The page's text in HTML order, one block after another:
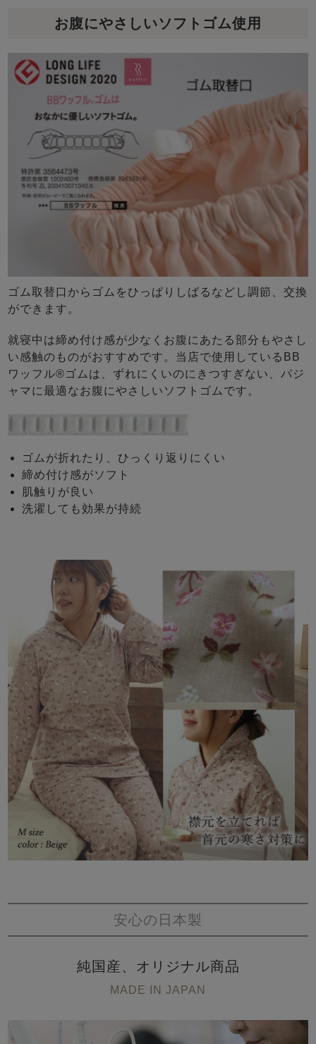
お腹にやさしいソフトゴム使用
ゴム取替口からゴムをひっぱりしばるなどし調節、交換
ができます。
就寝中は締め付け感が少なくお腹にあたる部分もやさし
い感触のものがおすすめです。当店で使用しているBB
ワッフル®ゴムは、ずれにくいのにきつすぎない、パジ
ャマに最適なお腹にやさしいソフトゴムです。
ゴムが折れたり、ひっくり返りにくい
締め付け感がソフト
肌触りが良い
洗濯しても効果が持続
安心の日本製
純国産、オリジナル商品
MADE IN JAPAN